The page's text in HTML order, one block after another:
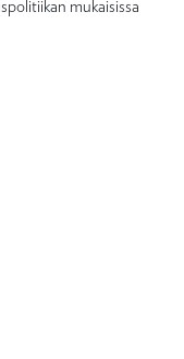
mukaisissa